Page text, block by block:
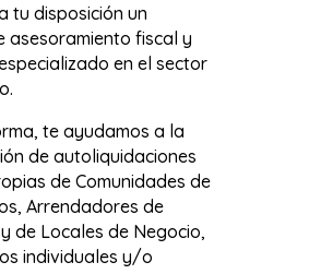
tu disposición un
asesoramiento fiscal y
en el sector
te ayudamos a la
de autoliquidaciones
de Comunidades de
Arrendadores de
de Locales de Negocio,
individuales y/o